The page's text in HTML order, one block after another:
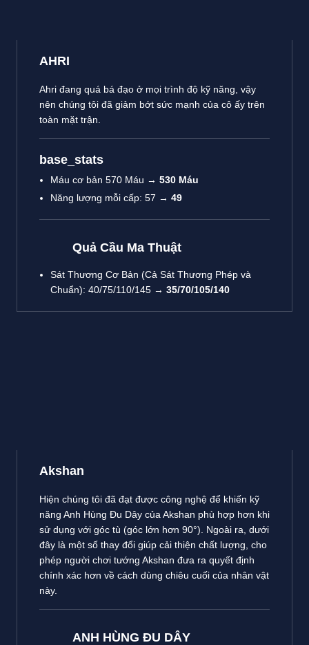
AHRI
Ahri đang quá bá đạo ở mọi trình độ kỹ năng, vậy
nên chúng tôi đã giảm bớt sức mạnh của cô ấy trên
toàn mặt trận.
base_stats
Máu cơ bản 570 Máu → 530 Máu
Năng lượng mỗi cấp: 57 → 49
Quả Cầu Ma Thuật
Sát Thương Cơ Bản (Cả Sát Thương Phép và
Chuẩn): 40/75/110/145 → 35/70/105/140
Akshan
Hiện chúng tôi đã đạt được công nghệ để khiến kỹ
năng Anh Hùng Đu Dây của Akshan phù hợp hơn khi
sử dụng với góc tù (góc lớn hơn 90°). Ngoài ra, dưới
đây là một số thay đổi giúp cải thiện chất lượng, cho
phép người chơi tướng Akshan đưa ra quyết định
chính xác hơn về cách dùng chiêu cuối của nhân vật
này.
ANH HÙNG ĐU DÂY